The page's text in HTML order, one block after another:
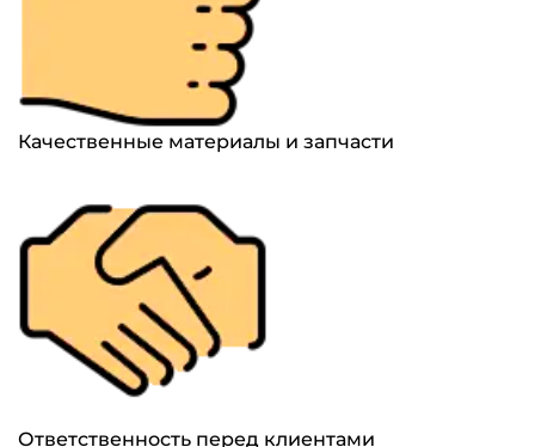
Качественные материалы и запчасти
Ответственность перед клиентами